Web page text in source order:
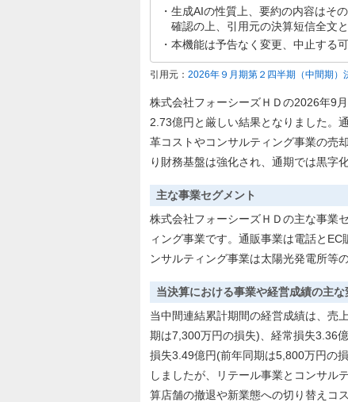
生成AIの性質上、要約の内容はそ
確認の上、引用元の決算短信全文
本機能は予告なく変更、中止する
引用元： 2026年９月期第２四半期（中間期）
株式会社フォーシーズＨＤの2026年9
2.73億円と厳しい結果となりました。
革コストやコンサルティング事業の売
り財務基盤は強化され、通期では黒字
主な事業セグメント
株式会社フォーシーズＨＤの主な事業
ィング事業です。通販事業は電話と
ンサルティング事業は太陽光発電所等
当決算における事業や経営成績の主な
当中間連結累計期間の経営成績は、売
期は7,300万円の損失)、経常損失3.36
損失3.49億円(前年同期は5,800万円の
しましたが、リテール事業とコンサル
算店舗の撤退や新業態への切り替えコ